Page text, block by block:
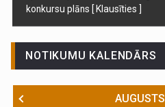
konkursu plāns [ Klausīties ]
NOTIKUMU KALENDĀRS
AUGUSTS